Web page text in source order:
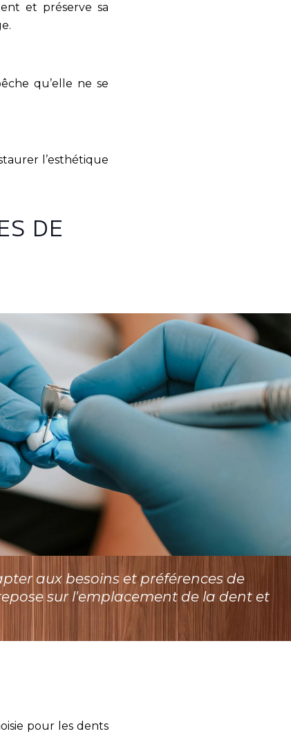
et préserve sa
qu’elle ne se
l’esthétique
DE
aux besoins et préférences de
sur l'emplacement de la dent et
pour les dents